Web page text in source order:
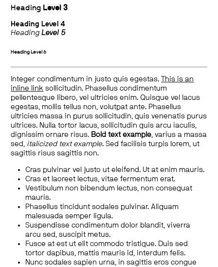
Heading Level 3
Heading Level 4
HeadingLevel 5
Heading Level 6
Integer condimentum in justo quis egestas.
This is an
inline link sollicitudin. Phasellus condimentum
pellentesque libero, vel ultricies enim. Quisque vel lacus
egestas, mollis tellus non, volutpat ante. Phasellus
ultricies massa in purus sollicitudin, quis venenatis purus
ultrices. Nulla tortor lacus, sollicitudin quis arcu iaculis,
dignissim ornare risus. Bold text example, varius a massa
sed, italicized text example. Sed facilisis turpis lorem, ut
sagittis risus sagittis non.
Cras pulvinar vel justo ut eleifend. Ut at enim mauris.
Cras et laoreet lectus, vitae fermentum erat.
Vestibulum non bibendum lectus, non consequat
mauris.
Phasellus tincidunt sodales pulvinar. Aliquam
malesuada semper ligula.
Suspendisse condimentum dolor blandit, viverra
arcu sed, suscipit metus.
Fusce at est ut elit commodo tristique. Duis sed
tortor dapibus, mattis mauris id, interdum felis.
Nunc sodales sapien urna, in sagittis eros congue